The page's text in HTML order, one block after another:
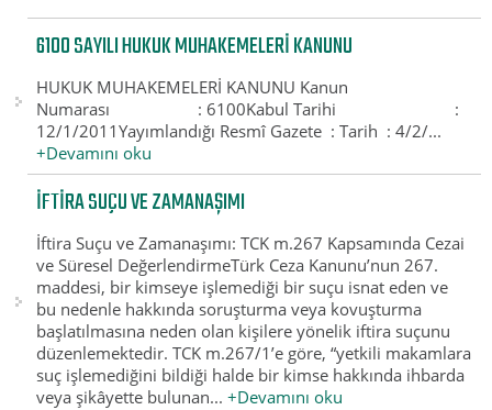
6100 SAYILI HUKUK MUHAKEMELERI KANUNU
HUKUK MUHAKEMELERİ KANUNU Kanun
Numarası : 6100Kabul Tarihi :
12/1/2011Yayımlandığı Resmî Gazete : Tarih : 4/2/...
+Devamını oku
İFTIRA SUÇU VE ZAMANAŞIMI
İftira Suçu ve Zamanaşımı: TCK m.267 Kapsamında Cezai
ve Süresel DeğerlendirmeTürk Ceza Kanunu’nun 267.
maddesi, bir kimseye işlemediği bir suçu isnat eden ve
bu nedenle hakkında soruşturma veya kovuşturma
başlatılmasına neden olan kişilere yönelik iftira suçunu
düzenlemektedir. TCK m.267/1’e göre, “yetkili makamlara
suç işlemediğini bildiği halde bir kimse hakkında ihbarda
veya şikâyette bulunan...+Devamını oku